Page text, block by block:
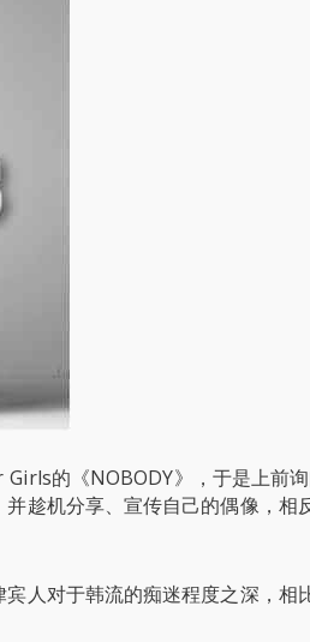
的《NOBODY》，于是上前
趁机分享、宣传自己的偶像，相
人对于韩流的痴迷程度之深，相